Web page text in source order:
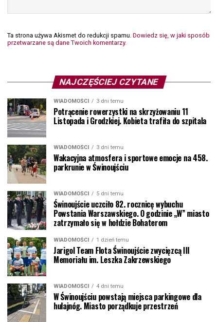
Ta strona używa Akismet do redukcji spamu. Dowiedz się, w jaki sposób
przetwarzane są dane Twoich komentarzy.
NAJCZĘŚCIEJ CZYTANE
WIADOMOŚCI 3 dni temu
Potrącenie rowerzystki na skrzyżowaniu 11
Listopada i Grodzkiej. Kobieta trafiła do szpitala
WIADOMOŚCI 3 dni temu
Wakacyjna atmosfera i sportowe emocje na 458.
parkrunie w Świnoujściu
WIADOMOŚCI 5 dni temu
Świnoujście uczciło 82. rocznicę wybuchu
Powstania Warszawskiego. O godzinie „W” miasto
zatrzymało się w hołdzie Bohaterom
WIADOMOŚCI 1 dzień temu
Jarigol Team Flota Świnoujście zwycięzcą III
Memoriału im. Leszka Zakrzewskiego
WIADOMOŚCI 4 dni temu
W Świnoujściu powstają miejsca parkingowe dla
hulajnóg. Miasto porządkuje przestrzeń